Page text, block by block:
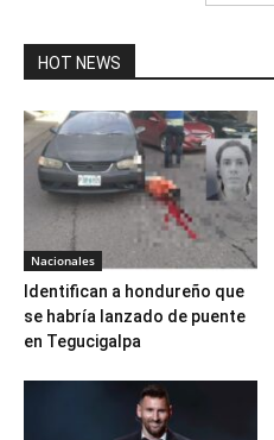
HOT NEWS
Nacionales
Identifican a hondureño que
se habría lanzado de puente
en Tegucigalpa